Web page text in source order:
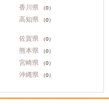
香川県 （0）
高知県 （0）
佐賀県 （0）
熊本県 （0）
宮崎県 （0）
沖縄県 （0）